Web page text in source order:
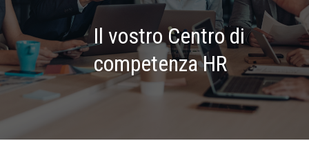
Il vostro Centro di
competenza HR